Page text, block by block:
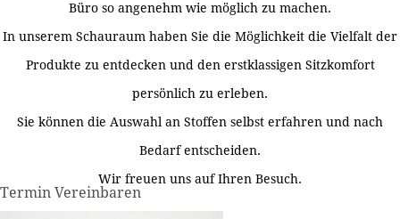
Büro so angenehm wie möglich zu machen.
In unserem Schauraum haben Sie die Möglichkeit die Vielfalt der
Produkte zu entdecken und den erstklassigen Sitzkomfort
persönlich zu erleben.
Sie können die Auswahl an Stoffen selbst erfahren und nach
Bedarf entscheiden.
Wir freuen uns auf Ihren Besuch.
Termin Vereinbaren